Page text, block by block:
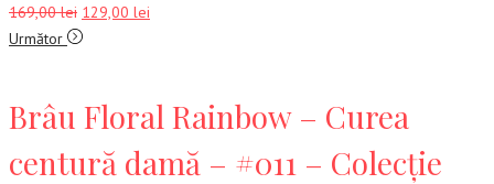
169,00lei Prețul
inițial
169,00 lei.
129,00 lei
Următor
Brâu Floral Rainbow – Curea
centură damă – #011 – Colecție